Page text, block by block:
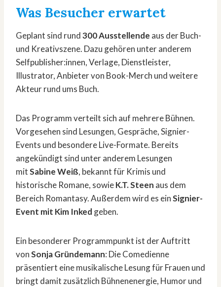
Was Besucher erwartet
Geplant sind rund300 Ausstellende aus der Buch-
und Kreativszene. Dazu gehören unter anderem
Selfpublisher:innen, Verlage, Dienstleister,
Illustrator, Anbieter von Book-Merch und weitere
Akteur rund ums Buch.
Das Programm verteilt sich auf mehrere Bühnen.
Vorgesehen sind Lesungen, Gespräche, Signier-
Events und besondere Live-Formate. Bereits
angekündigt sind unter anderem Lesungen
mitSabine Weiß, bekannt für Krimis und
historische Romane, sowieK.T. Steen aus dem
Bereich Romantasy. Außerdem wird es einSignier-
Event mit Kim Inked geben.
Ein besonderer Programmpunkt ist der Auftritt
vonSonja Gründemann: Die Comedienne
präsentiert eine musikalische Lesung für Frauen und
bringt damit zusätzlich Bühnenenergie, Humor und